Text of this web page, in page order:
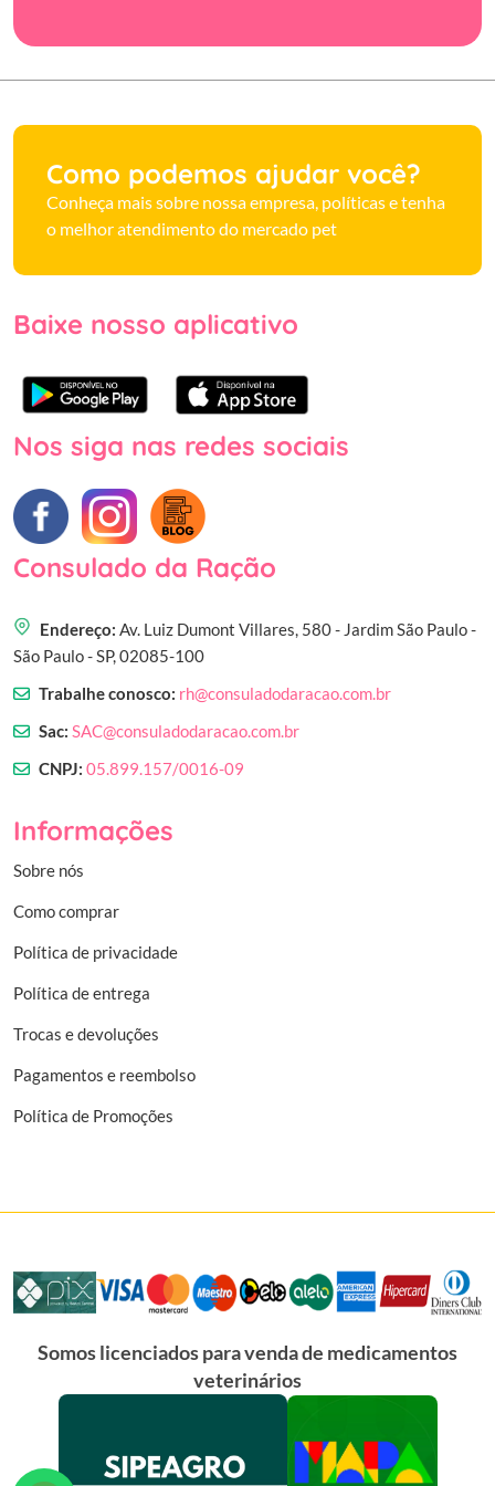
Como podemos ajudar você?
Conheça mais sobre nossa empresa, políticas e tenha
o melhor atendimento do mercado pet
Baixe nosso aplicativo
Nos siga nas redes sociais
Consulado da Ração
Endereço: Av. Luiz Dumont Villares, 580 - Jardim São Paulo -
São Paulo - SP, 02085-100
Trabalhe conosco: rh@consuladodaracao.com.br
Sac: SAC@consuladodaracao.com.br
CNPJ: 05.899.157/0016-09
Informações
Sobre nós
Como comprar
Política de privacidade
Política de entrega
Trocas e devoluções
Pagamentos e reembolso
Política de Promoções
Somos licenciados para venda de medicamentos
veterinários